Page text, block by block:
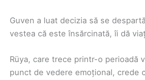
Guven a luat decizia să se
vestea că este însărcinată, îi dă
Rüya, care trece printr-o perioadă
punct de vedere emoțional, crede